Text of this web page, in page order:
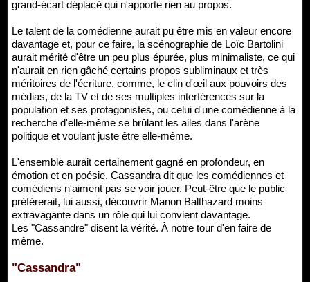
grand-écart déplacé qui n'apporte rien au propos.
Le talent de la comédienne aurait pu être mis en valeur encore
davantage et, pour ce faire, la scénographie de Loïc Bartolini
aurait mérité d'être un peu plus épurée, plus minimaliste, ce qui
n'aurait en rien gâché certains propos subliminaux et très
méritoires de l'écriture, comme, le clin d'œil aux pouvoirs des
médias, de la TV et de ses multiples interférences sur la
population et ses protagonistes, ou celui d'une comédienne à la
recherche d'elle-même se brûlant les ailes dans l'arène
politique et voulant juste être elle-même.
L'ensemble aurait certainement gagné en profondeur, en
émotion et en poésie. Cassandra dit que les comédiennes et
comédiens n'aiment pas se voir jouer. Peut-être que le public
préférerait, lui aussi, découvrir Manon Balthazard moins
extravagante dans un rôle qui lui convient davantage.
Les "Cassandre" disent la vérité. À notre tour d'en faire de
même.
"Cassandra"